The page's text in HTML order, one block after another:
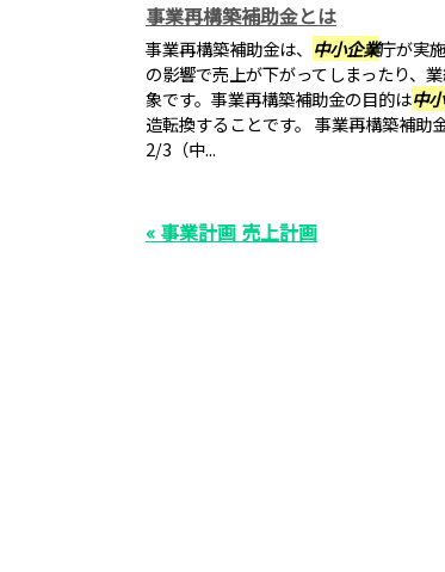
事業再構築補助金とは
事業再構築補助金は、 中小企業庁が実
の影響で売上が下がってしまったり、
象です。事業再構築補助金の目的は中
造転換することです。 事業再構築補助
2/3（中...
« 事業計画 売上計画